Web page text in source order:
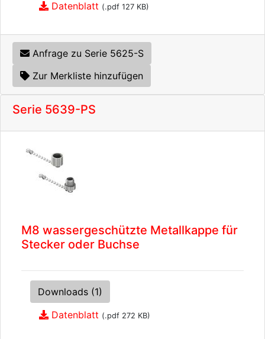
Datenblatt (.pdf 127 KB)
Anfrage zu Serie 5625-S
Zur Merkliste hinzufügen
Serie 5639-PS
M8 wassergeschützte Metallkappe für
Stecker oder Buchse
Downloads (1)
Datenblatt (.pdf 272 KB)